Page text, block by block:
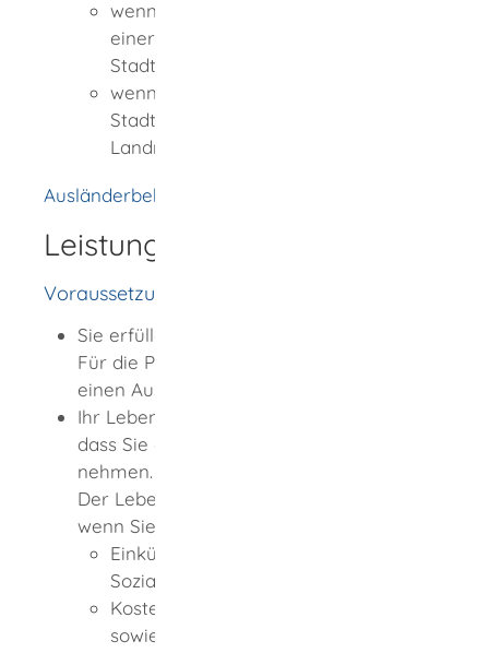
wenn Sie in einem Stadtkreis oder in
einer Großen Kreisstadt wohnen: die
Stadtverwaltung
wenn Sie in einer kreisangehörigen
Stadt oder Gemeinde wohnen: das
Landratsamt
Ausländerbehörde [Landratsamt Rottweil]
Leistungsdetails
Voraussetzungen
Sie erfüllen die Pass- und Visumpflicht.
Für die Passpflicht reicht es, wenn Sie
einen Ausweisersatz besitzen.
Ihr Lebensunterhalt ist gesichert, ohne
dass Sie öffentliche Mittel in Anspruch
nehmen.
Der Lebensunterhalt gilt als gesichert,
wenn Sie
Einkünfte in Höhe des einfachen
Sozialhilferegelsatzes
Kosten für Unterkunft und Heizung
sowie